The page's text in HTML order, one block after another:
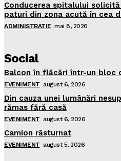
Conducerea spitalului
paturi din zona acută în cea
ADMINISTRATIE mai 8, 2026
Social
Balcon în flăcări într-un bloc
EVENIMENT august 6, 2026
Din cauza unei lumânări
rămas fără casă
EVENIMENT august 6, 2026
Camion răsturnat
EVENIMENT august 5, 2026